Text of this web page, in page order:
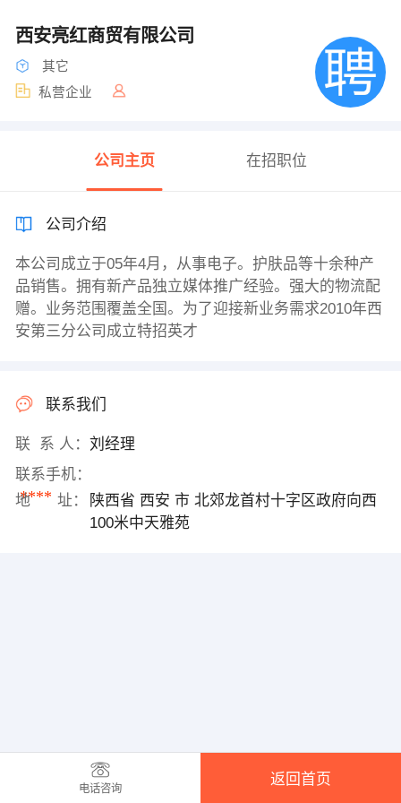
西安亮红商贸有限公司
其它
私营企业
公司主页 在招职位
公司介绍
本公司成立于05年4月，从事电子。护肤品等十余种产
品销售。拥有新产品独立媒体推广经验。强大的物流配
赠。业务范围覆盖全国。为了迎接新业务需求2010年西
安第三分公司成立特招英才
联系我们
联 系 人： 刘经理
联系手机：
****
地 址：
陕西省 西安 市 北郊龙首村十字区政府向西
100米中天雅苑
电话咨询
返回首页